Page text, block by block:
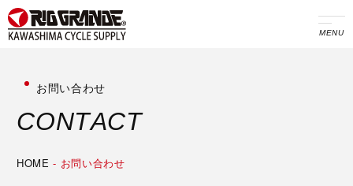
MENU
お問い合わせ
CONTACT
HOME - お問い合わせ